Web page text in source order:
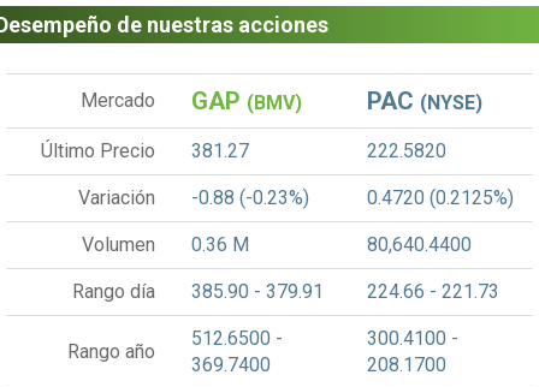
de nuestras acciones
Mercado GAP (BMV) PAC (NYSE)
Último Precio 381.27 222.5820
Variación -0.88 (-0.23%) 0.4720 (0.2125%)
Volumen 0.36 M 80,640.4400
Rango día 385.90 - 379.91 224.66 - 221.73
Rango año
512.6500 -
369.7400
300.4100 -
208.1700